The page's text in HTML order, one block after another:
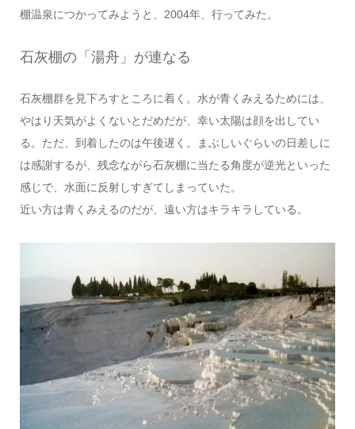
棚温泉につかってみようと、2004年、行ってみた。
石灰棚の「湯舟」が連なる
石灰棚群を見下ろすところに着く。水が青くみえるためには、
やはり天気がよくないとだめだが、幸い太陽は顔を出してい
る。ただ、到着したのは午後遅く。まぶしいぐらいの日差しに
は感謝するが、残念ながら石灰棚に当たる角度が逆光といった
感じで、水面に反射しすぎてしまっていた。
近い方は青くみえるのだが、遠い方はキラキラしている。